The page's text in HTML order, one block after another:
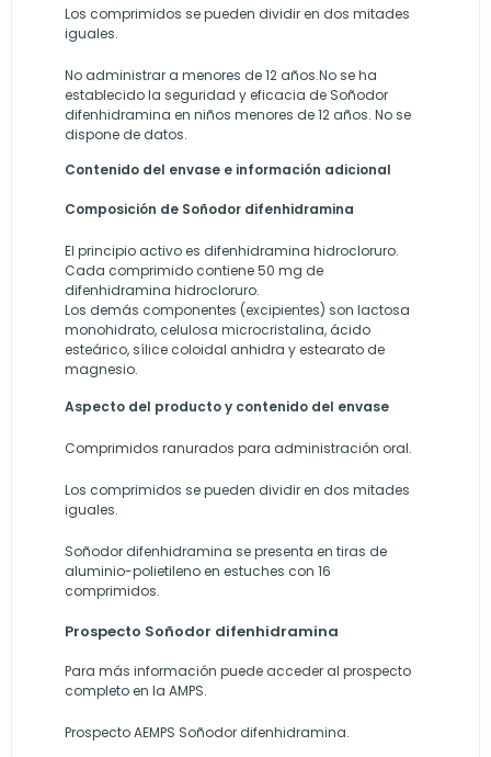
Los comprimidos se pueden dividir en dos mitades
iguales.
No administrar a menores de 12 años.No se ha
establecido la seguridad y eficacia de Soñodor
difenhidramina en niños menores de 12 años. No se
dispone de datos.
Contenido del envase e información adicional
Composición de Soñodor difenhidramina
El principio activo es difenhidramina hidrocloruro.
Cada comprimido contiene 50 mg de
difenhidramina hidrocloruro.
Los demás componentes (excipientes) son lactosa
monohidrato, celulosa microcristalina, ácido
esteárico, sílice coloidal anhidra y estearato de
magnesio.
Aspecto del producto y contenido del envase
Comprimidos ranurados para administración oral.
Los comprimidos se pueden dividir en dos mitades
iguales.
Soñodor difenhidramina se presenta en tiras de
aluminio-polietileno en estuches con 16
comprimidos.
Prospecto Soñodor difenhidramina
Para más información puede acceder al prospecto
completo en la AMPS.
Prospecto AEMPS Soñodor difenhidramina.